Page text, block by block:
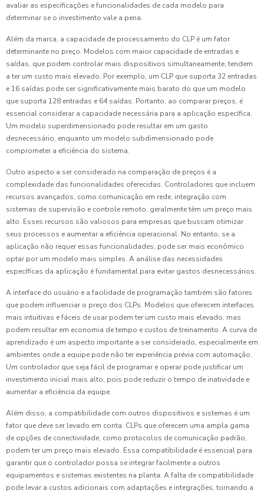
avaliar as especificações e funcionalidades de cada modelo para
determinar se o investimento vale a pena.
Além da marca, a capacidade de processamento do CLP é um fator
determinante no preço. Modelos com maior capacidade de entradas e
saídas, que podem controlar mais dispositivos simultaneamente, tendem
a ter um custo mais elevado. Por exemplo, um CLP que suporta 32 entradas
e 16 saídas pode ser significativamente mais barato do que um modelo
que suporta 128 entradas e 64 saídas. Portanto, ao comparar preços, é
essencial considerar a capacidade necessária para a aplicação específica.
Um modelo superdimensionado pode resultar em um gasto
desnecessário, enquanto um modelo subdimensionado pode
comprometer a eficiência do sistema.
Outro aspecto a ser considerado na comparação de preços é a
complexidade das funcionalidades oferecidas. Controladores que incluem
recursos avançados, como comunicação em rede, integração com
sistemas de supervisão e controle remoto, geralmente têm um preço mais
alto. Esses recursos são valiosos para empresas que buscam otimizar
seus processos e aumentar a eficiência operacional. No entanto, se a
aplicação não requer essas funcionalidades, pode ser mais econômico
optar por um modelo mais simples. A análise das necessidades
específicas da aplicação é fundamental para evitar gastos desnecessários.
A interface do usuário e a facilidade de programação também são fatores
que podem influenciar o preço dos CLPs. Modelos que oferecem interfaces
mais intuitivas e fáceis de usar podem ter um custo mais elevado, mas
podem resultar em economia de tempo e custos de treinamento. A curva de
aprendizado é um aspecto importante a ser considerado, especialmente em
ambientes onde a equipe pode não ter experiência prévia com automação.
Um controlador que seja fácil de programar e operar pode justificar um
investimento inicial mais alto, pois pode reduzir o tempo de inatividade e
aumentar a eficiência da equipe.
Além disso, a compatibilidade com outros dispositivos e sistemas é um
fator que deve ser levado em conta. CLPs que oferecem uma ampla gama
de opções de conectividade, como protocolos de comunicação padrão,
podem ter um preço mais elevado. Essa compatibilidade é essencial para
garantir que o controlador possa se integrar facilmente a outros
equipamentos e sistemas existentes na planta. A falta de compatibilidade
pode levar a custos adicionais com adaptações e integrações, tornando a